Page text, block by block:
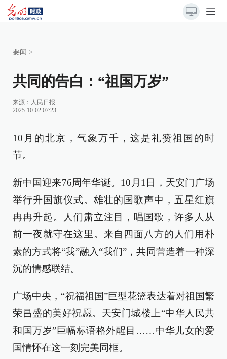
要闻 >
共同的告白：“祖国万岁”
来源： 人民日报
2025-10-02 07:23
10月的北京，气象万千，这是礼赞祖国的时
节。
新中国迎来76周年华诞。10月1日，天安门广场
举行升国旗仪式。雄壮的国歌声中，五星红旗
冉冉升起。人们肃立注目，唱国歌，许多人从
前一夜就守在这里。来自四面八方的人们用朴
素的方式将“我”融入“我们”，共同营造着一种深
沉的情感联结。
广场中央，“祝福祖国”巨型花篮表达着对祖国繁
荣昌盛的美好祝愿。天安门城楼上“中华人民共
和国万岁”巨幅标语格外醒目……中华儿女的爱
国情怀在这一刻完美同框。